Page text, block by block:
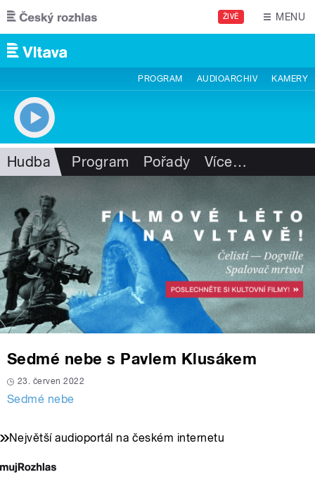
Přejít k hlavnímu obsahu
ŽIVĚ MENU
PROGRAM AUDIOARCHIV KAMERY
Hudba Program Pořady Více…
Sedmé nebe s Pavlem Klusákem
23. červen 2022
Sedmé nebe
Největší audioportál na českém internetu